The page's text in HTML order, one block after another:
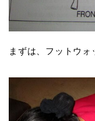
まずは、フットウォ